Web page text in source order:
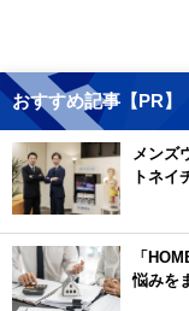
おすすめ記事【PR】
メンズ
トネイ
「
悩みを